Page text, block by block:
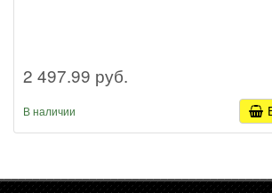
2 497.99 руб.
В наличии